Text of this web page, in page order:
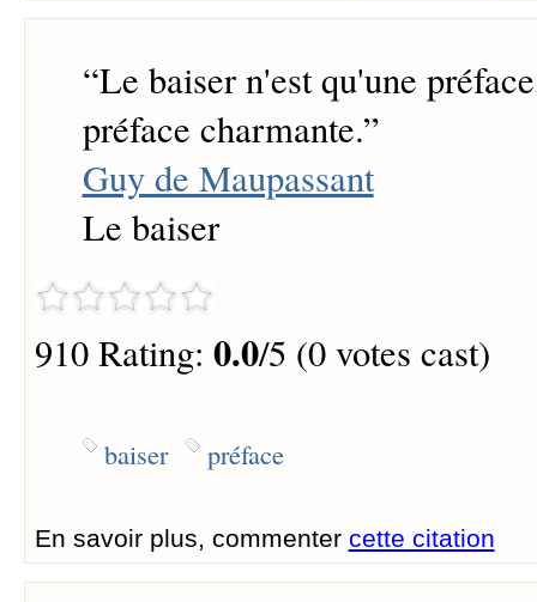
“Le baiser n'est qu'une
préface charmante.”
Guy de Maupassant
Le baiser
910 Rating: 0.0/5 (0 votes cast)
baiser préface
En savoir plus, commenter cette citation